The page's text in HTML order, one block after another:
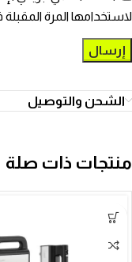
لاستخدامها المرة
الشحن والتوصيل
منتجات ذات صلة